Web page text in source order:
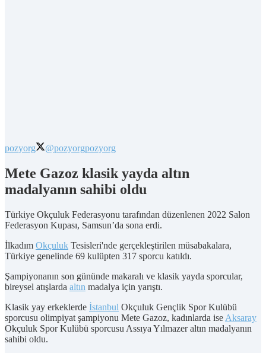
pozyorg @pozyorgpozyorg
Mete Gazoz klasik yayda altın
madalyanın sahibi oldu
Türkiye Okçuluk Federasyonu tarafından düzenlenen 2022 Salon
Federasyon Kupası, Samsun’da sona erdi.
İlkadım Okçuluk Tesisleri'nde gerçekleştirilen müsabakalara,
Türkiye genelinde 69 kulüpten 317 sporcu katıldı.
Şampiyonanın son gününde makaralı ve klasik yayda sporcular,
bireysel atışlarda altın madalya için yarıştı.
Klasik yay erkeklerde İstanbul Okçuluk Gençlik Spor Kulübü
sporcusu olimpiyat şampiyonu Mete Gazoz, kadınlarda ise Aksaray
Okçuluk Spor Kulübü sporcusu Assıya Yılmazer altın madalyanın
sahibi oldu.